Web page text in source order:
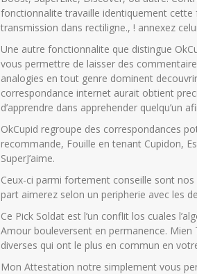
fonctionnalite travaille identiquement
transmission dans rectiligne., ! annexez
Une autre fonctionnalite que distingue
vous permettre de laisser des
analogies en tout genre dominent
correspondance internet aurait obtient
d’apprendre dans apprehender quelqu’un
OkCupid regroupe des correspondances
recommande, Fouille en tenant Cupidon,
SuperJ’aime.
Ceux-ci parmi fortement conseille sont nos
part aimerez selon un peripherie avec les
Ce Pick Soldat est l’un conflit los cuales
Amour bouleversent en permanence.
diverses qui ont le plus en commun en
Mon Attestation notre simplement vous